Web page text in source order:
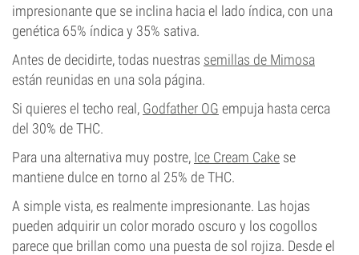
impresionante que se inclina hacia el lado índica, con una
genética 65% índica y 35% sativa.
Antes de decidirte, todas nuestras semillas de Mimosa
están reunidas en una sola página.
Si quieres el techo real, Godfather OG empuja hasta cerca
del 30% de THC.
Para una alternativa muy postre, Ice Cream Cake se
mantiene dulce en torno al 25% de THC.
A simple vista, es realmente impresionante. Las hojas
pueden adquirir un color morado oscuro y los cogollos
parece que brillan como una puesta de sol rojiza. Desde el